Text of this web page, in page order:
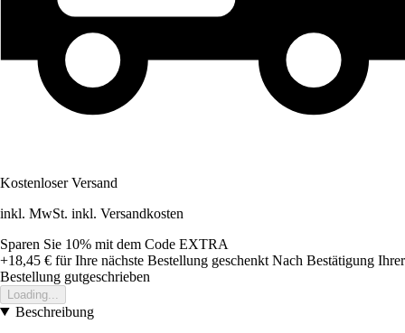
Kostenloser Versand
inkl. MwSt. inkl. Versandkosten
Sparen Sie 10% mit dem Code EXTRA
+18,45 € für Ihre nächste Bestellung geschenkt Nach Bestätigung Ihrer
Bestellung gutgeschrieben
Loading...
Beschreibung